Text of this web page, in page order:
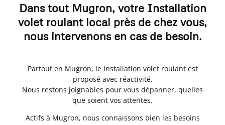
Dans tout Mugron, votre Installation
volet roulant local près de chez vous,
nous intervenons en cas de besoin.
Partout en Mugron, le Installation volet roulant est
proposé avec réactivité.
Nous restons joignables pour vous dépanner, quelles
que soient vos attentes.
Actifs à Mugron, nous connaissons bien les besoins